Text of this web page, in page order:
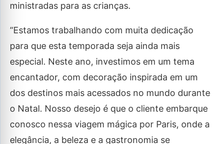
ministradas para as crianças.
“Estamos trabalhando com muita dedicação
para que esta temporada seja ainda mais
especial. Neste ano, investimos em um tema
encantador, com decoração inspirada em um
dos destinos mais acessados no mundo durante
o Natal. Nosso desejo é que o cliente embarque
conosco nessa viagem mágica por Paris, onde a
elegância, a beleza e a gastronomia se